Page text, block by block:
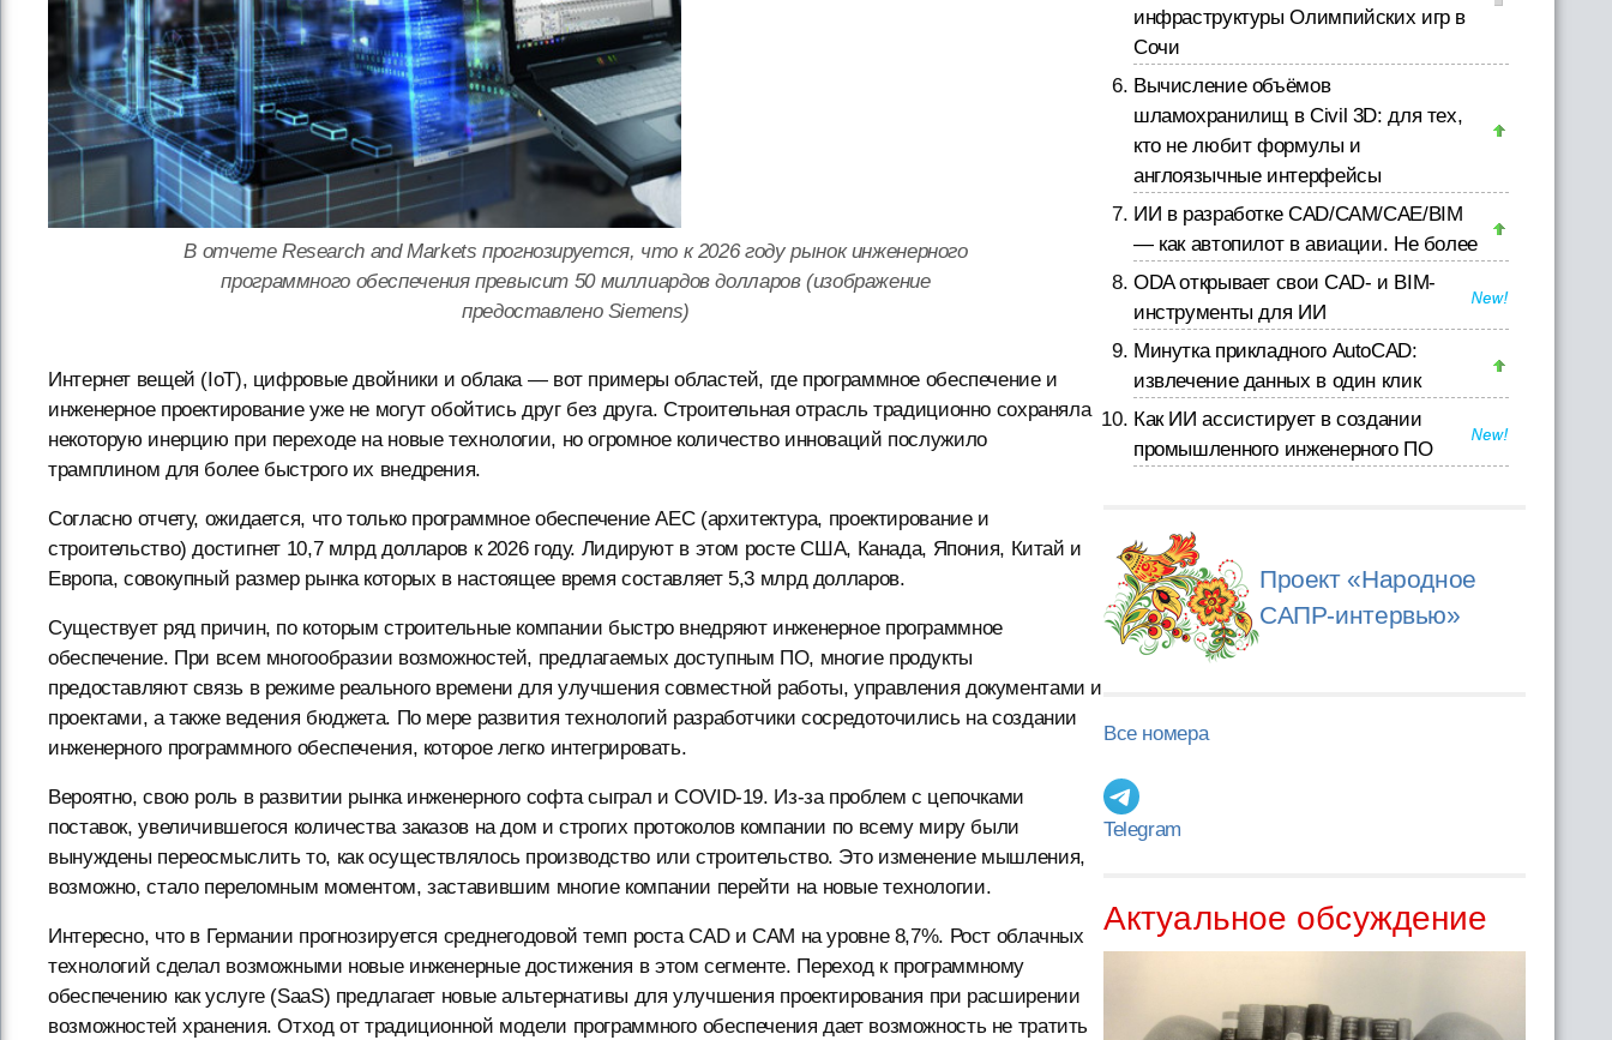
В отчете Research and Markets прогнозируется, что к 2026 году рынок инженерного
программного обеспечения превысит 50 миллиардов долларов (изображение
предоставлено Siemens)
Интернет вещей (IoT), цифровые двойники и облака — вот примеры областей, где программное обеспечение и
инженерное проектирование уже не могут обойтись друг без друга. Строительная отрасль традиционно сохраняла
некоторую инерцию при переходе на новые технологии, но огромное количество инноваций послужило
трамплином для более быстрого их внедрения.
Согласно отчету, ожидается, что только программное обеспечение AEC (архитектура, проектирование и
строительство) достигнет 10,7 млрд долларов к 2026 году. Лидируют в этом росте США, Канада, Япония, Китай и
Европа, совокупный размер рынка которых в настоящее время составляет 5,3 млрд долларов.
Существует ряд причин, по которым строительные компании быстро внедряют инженерное программное
обеспечение. При всем многообразии возможностей, предлагаемых доступным ПО, многие продукты
предоставляют связь в режиме реального времени для улучшения совместной работы, управления документами и
проектами, а также ведения бюджета. По мере развития технологий разработчики сосредоточились на создании
инженерного программного обеспечения, которое легко интегрировать.
Вероятно, свою роль в развитии рынка инженерного софта сыграл и COVID-19. Из-за проблем с цепочками
поставок, увеличившегося количества заказов на дом и строгих протоколов компании по всему миру были
вынуждены переосмыслить то, как осуществлялось производство или строительство. Это изменение мышления,
возможно, стало переломным моментом, заставившим многие компании перейти на новые технологии.
Интересно, что в Германии прогнозируется среднегодовой темп роста CAD и CAM на уровне 8,7%. Рост облачных
технологий сделал возможными новые инженерные достижения в этом сегменте. Переход к программному
обеспечению как услуге (SaaS) предлагает новые альтернативы для улучшения проектирования при расширении
возможностей хранения. Отход от традиционной модели программного обеспечения дает возможность не тратить
инфраструктуры Олимпийских игр в
Сочи
Вычисление объёмов
шламохранилищ в Civil 3D: для тех,
кто не любит формулы и
англоязычные интерфейсы
ИИ в разработке CAD/CAM/CAE/BIM
— как автопилот в авиации. Не более
ODA открывает свои CAD- и BIM-
инструменты для ИИ
Минутка прикладного AutoCAD:
извлечение данных в один клик
Как ИИ ассистирует в создании
промышленного инженерного ПО
Проект «Народное
САПР-интервью»
Все номера
Telegram
Актуальное обсуждение